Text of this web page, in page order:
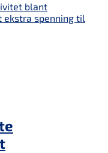
blant
ekstra spenning til